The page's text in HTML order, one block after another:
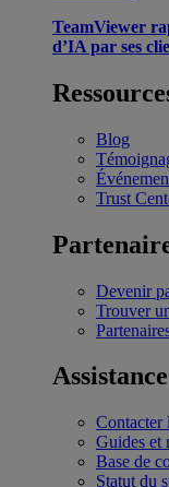
TeamViewer
d’IA par ses
Blog
Trust
Devenir
Trouver
Assistance
Contacter
Guides et
Base de
Statut du